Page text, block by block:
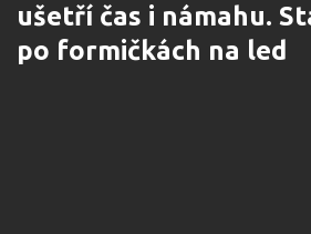
ušetří čas i námahu.
po formičkách na led